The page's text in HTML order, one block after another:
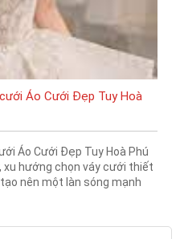
Áo Cưới Đẹp Tuy Hoà
Áo Cưới Đẹp Tuy Hoà Phú
xu hướng chọn váy cưới thiết
nên một làn sóng mạnh